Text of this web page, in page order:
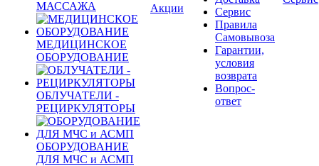
МАССАЖА
МЕДИЦИНСКОЕ
ОБОРУДОВАНИЕ
ОБЛУЧАТЕЛИ -
РЕЦИРКУЛЯТОРЫ
ОБОРУДОВАНИЕ
ДЛЯ МЧС и АСМП
Акции
Сервис
Правила
Самовывоза
Гарантии,
условия
возврата
Вопрос-
ответ